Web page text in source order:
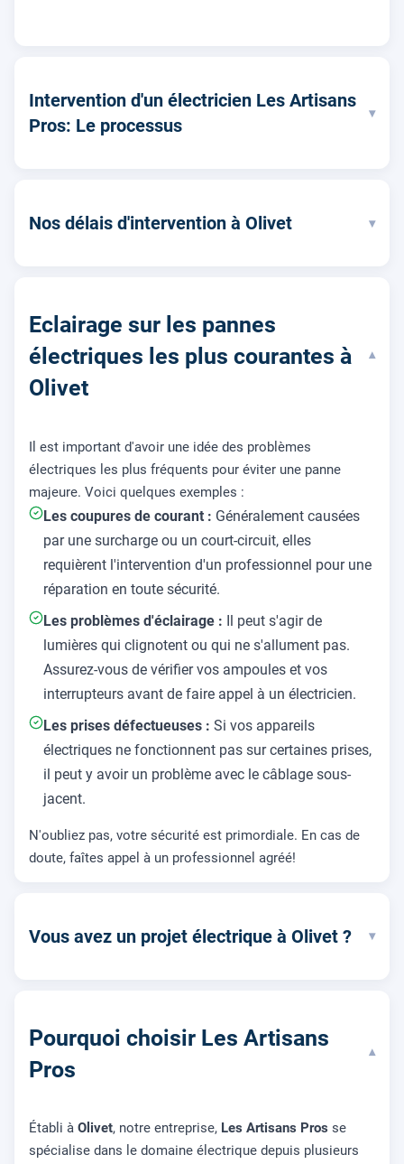
Intervention d'un électricien Les Artisans
Pros: Le processus
▾
Nos délais d'intervention à Olivet ▾
Eclairage sur les pannes
électriques les plus courantes à
Olivet
▾
Il est important d'avoir une idée des problèmes
électriques les plus fréquents pour éviter une panne
majeure. Voici quelques exemples :
Les coupures de courant : Généralement causées
par une surcharge ou un court-circuit, elles
requièrent l'intervention d'un professionnel pour une
réparation en toute sécurité.
Les problèmes d'éclairage : Il peut s'agir de
lumières qui clignotent ou qui ne s'allument pas.
Assurez-vous de vérifier vos ampoules et vos
interrupteurs avant de faire appel à un électricien.
Les prises défectueuses : Si vos appareils
électriques ne fonctionnent pas sur certaines prises,
il peut y avoir un problème avec le câblage sous-
jacent.
N'oubliez pas, votre sécurité est primordiale. En cas de
doute, faîtes appel à un professionnel agréé!
Vous avez un projet électrique à Olivet ? ▾
Pourquoi choisir Les Artisans
Pros
▾
Établi à Olivet, notre entreprise, Les Artisans Pros se
spécialise dans le domaine électrique depuis plusieurs